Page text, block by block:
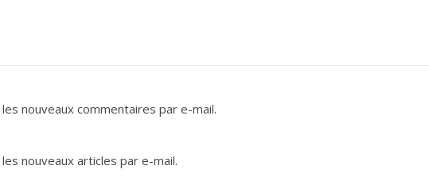
nouveaux commentaires par e-mail.
nouveaux articles par e-mail.